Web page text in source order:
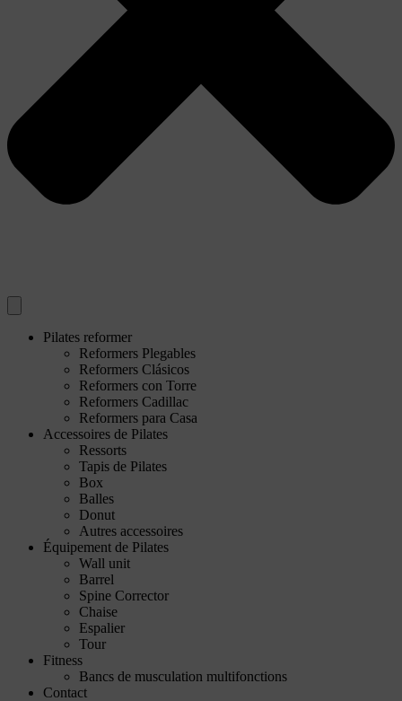
Pilates reformer
Reformers Plegables
Reformers Clásicos
Reformers con Torre
Reformers Cadillac
Reformers para Casa
Accessoires de Pilates
Ressorts
Tapis de Pilates
Box
Balles
Donut
Autres accessoires
Équipement de Pilates
Wall unit
Barrel
Spine Corrector
Chaise
Espalier
Tour
Fitness
Bancs de musculation multifonctions
Contact